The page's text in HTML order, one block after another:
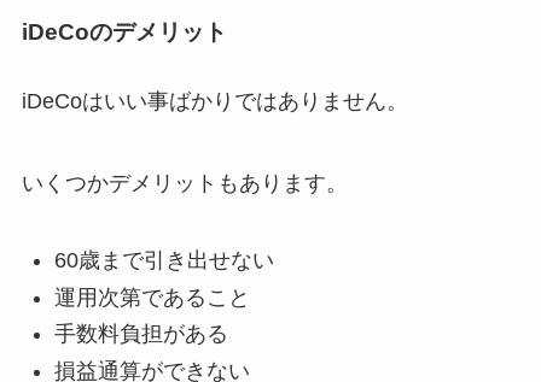
iDeCoのデメリット
iDeCoはいい事ばかりではありません。
いくつかデメリットもあります。
60歳まで引き出せない
運用次第であること
手数料負担がある
損益通算ができない